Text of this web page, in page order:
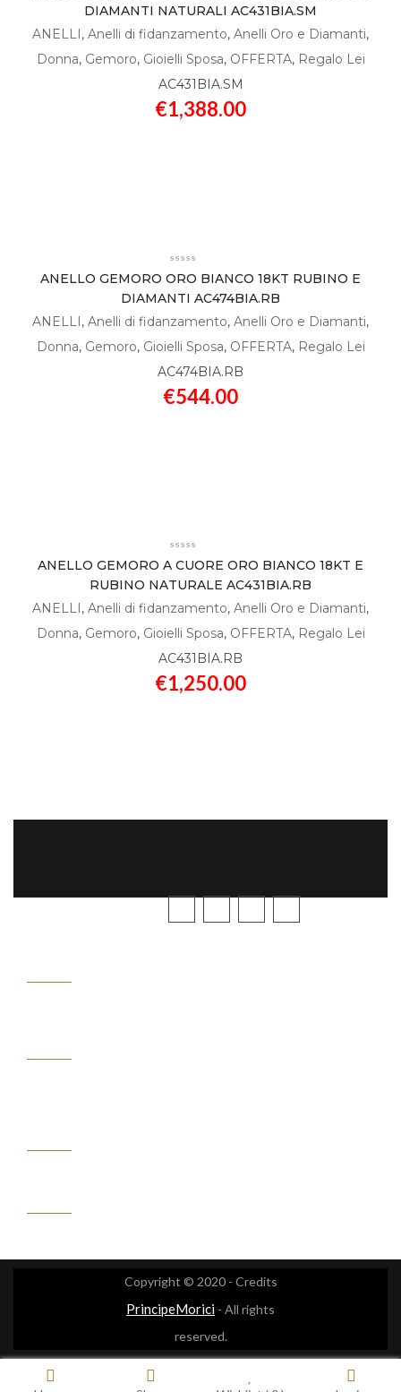
DIAMANTI NATURALI AC431BIA.SM
ANELLI, Anelli di fidanzamento, Anelli Oro e Diamanti,
Donna, Gemoro, Gioielli Sposa, OFFERTA, Regalo Lei
AC431BIA.SM
€1,388.00
ANELLO GEMORO ORO BIANCO 18KT RUBINO E
DIAMANTI AC474BIA.RB
ANELLI, Anelli di fidanzamento, Anelli Oro e Diamanti,
Donna, Gemoro, Gioielli Sposa, OFFERTA, Regalo Lei
AC474BIA.RB
€544.00
ANELLO GEMORO A CUORE ORO BIANCO 18KT E
RUBINO NATURALE AC431BIA.RB
ANELLI, Anelli di fidanzamento, Anelli Oro e Diamanti,
Donna, Gemoro, Gioielli Sposa, OFFERTA, Regalo Lei
AC431BIA.RB
€1,250.00
Copyright © 2020 - Credits
PrincipeMorici - All rights
reserved.